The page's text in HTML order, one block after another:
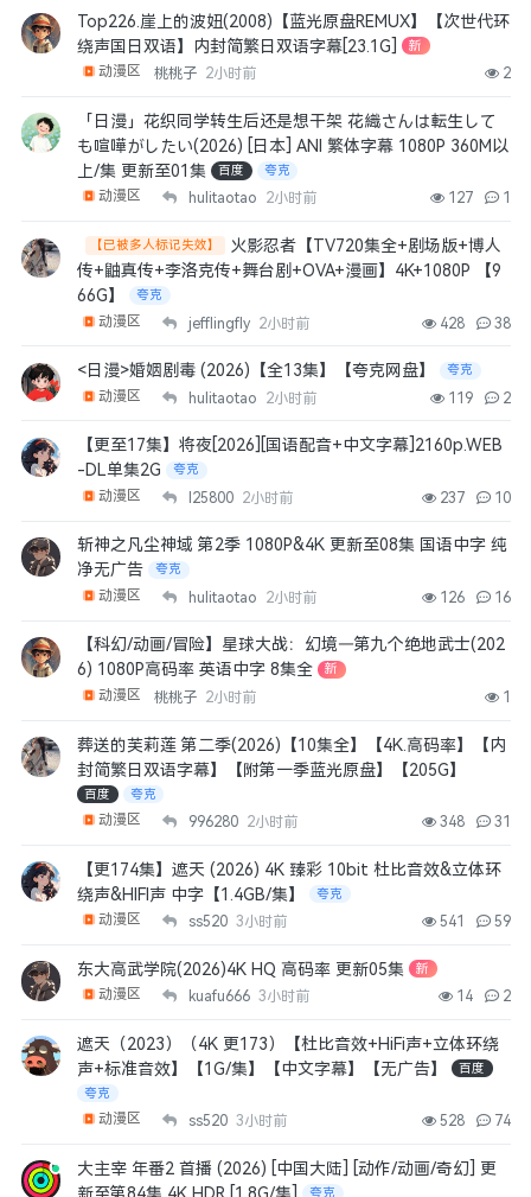
Top226.崖上的波妞(2008)【蓝光原盘REMUX】【次世代环
绕声国日双语】内封简繁日双语字幕[23.1G]
新
动漫区 桃桃子 2小时前 2
「日漫」花织同学转生后还是想干架 花織さんは転生して
も喧嘩がしたい(2026) [日本] ANI 繁体字幕 1080P 360M以
上/集 更新至01集
百度 夸克
动漫区 hulitaotao 2小时前 127 1
【已被多人标记失效】
火影忍者【TV720集全+剧场版+博人
传+鼬真传+李洛克传+舞台剧+OVA+漫画】4K+1080P 【9
66G】
夸克
动漫区 jefflingfly 2小时前 428 38
<日漫>婚姻剧毒 (2026)【全13集】【夸克网盘】 夸克
动漫区 hulitaotao 2小时前 119 2
【更至17集】将夜[2026][国语配音+中文字幕]2160p.WEB
-DL单集2G
夸克
动漫区 l25800 2小时前 237 10
斩神之凡尘神域 第2季 1080P&4K 更新至08集 国语中字 纯
净无广告
夸克
动漫区 hulitaotao 2小时前 126 16
【科幻/动画/冒险】星球大战：幻境—第九个绝地武士(202
6) 1080P高码率 英语中字 8集全
新
动漫区 桃桃子 2小时前 1
葬送的芙莉莲 第二季(2026)【10集全】【4K.高码率】【内
封简繁日双语字幕】【附第一季蓝光原盘】【205G】
百度 夸克
动漫区 996280 2小时前 348 31
【更174集】遮天 (2026) 4K 臻彩 10bit 杜比音效&立体环
绕声&HIFI声 中字【1.4GB/集】
夸克
动漫区 ss520 3小时前 541 59
东大高武学院(2026)4K HQ 高码率 更新05集 新
动漫区 kuafu666 3小时前 14 2
遮天（2023）（4K 更173）【杜比音效+HiFi声+立体环绕
声+标准音效】【1G/集】【中文字幕】【无广告】
百度
夸克
动漫区 ss520 3小时前 528 74
大主宰 年番2 首播 (2026) [中国大陆] [动作/动画/奇幻] 更
夸克